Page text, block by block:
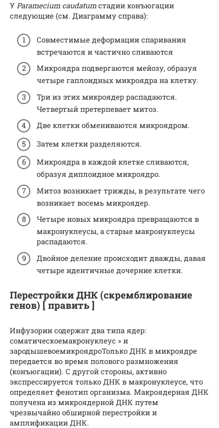
У Paramecium caudatum стадии конъюгации
следующие (см. Диаграмму справа):
Совместимые деформации спаривания
встречаются и частично сливаются
Микроядра подвергаются мейозу, образуя
четыре гаплоидных микроядра на клетку.
Три из этих микроядер распадаются.
Четвертый претерпевает митоз.
Две клетки обмениваются микроядром.
Затем клетки разделяются.
Микроядра в каждой клетке сливаются,
образуя диплоидное микроядро.
Митоз возникает трижды, в результате чего
возникает восемь микроядер.
Четыре новых микроядра превращаются в
макронуклеусы, а старые макронуклеусы
распадаются.
Двойное деление происходит дважды, давая
четыре идентичные дочерние клетки.
Перестройки ДНК (скремблирование
генов) [ править ]
Инфузории содержат два типа ядер:
соматическоемакронуклеус » и
зародышевоемикроядроТолько ДНК в микроядре
передается во время полового размножения
(конъюгации). С другой стороны, активно
экспрессируется только ДНК в макронуклеусе, что
определяет фенотип организма. Макроядерная ДНК
получена из микроядерной ДНК путем
чрезвычайно обширной перестройки и
амплификации ДНК.